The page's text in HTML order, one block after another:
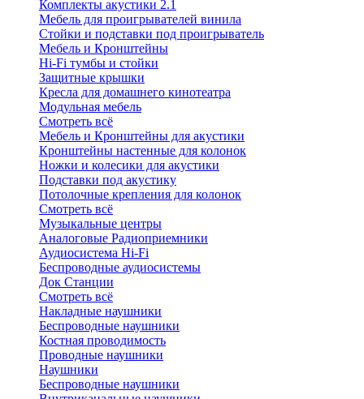
Комплекты акустики 2.1
Мебель для проигрывателей винила
Стойки и подставки под проигрыватель
Мебель и Кронштейны
Hi-Fi тумбы и стойки
Защитные крышки
Кресла для домашнего кинотеатра
Модульная мебель
Смотреть всё
Мебель и Кронштейны для акустики
Кронштейны настенные для колонок
Ножки и колесики для акустики
Подставки под акустику
Потолочные крепления для колонок
Смотреть всё
Музыкальные центры
Аналоговые Радиоприемники
Аудиосистема Hi-Fi
Беспроводные аудиосистемы
Док Станции
Смотреть всё
Накладные наушники
Беспроводные наушники
Костная проводимость
Проводные наушники
Наушники
Беспроводные наушники